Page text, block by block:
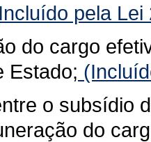
pela Lei
do cargo
Estado;
o subsídio
do